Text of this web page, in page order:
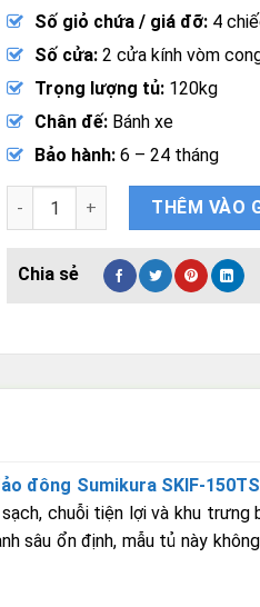
Số giỏ chứa / giá đỡ: 4
Số cửa: 2 cửa kính vòm
Trọng lượng tủ: 120kg
Chân đế: Bánh xe
Bảo hành: 6 – 24 tháng
Tủ Đảo Đông Sumikura SKIF-
THÊM VÀO
đông Sumikura SKIF-150TS
chuỗi tiện lợi và khu trưng
sâu ổn định, mẫu tủ này